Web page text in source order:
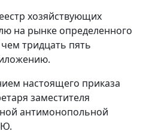
хозяйствующих
на рынке определенного
тридцать пять
настоящего приказа
заместителя
антимонопольной